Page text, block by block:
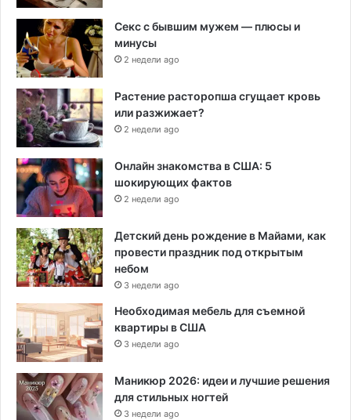
Секс с бывшим мужем — плюсы и
минусы
2 недели ago
Растение расторопша сгущает кровь
или разжижает?
2 недели ago
Онлайн знакомства в США: 5
шокирующих фактов
2 недели ago
Детский день рождение в Майами, как
провести праздник под открытым
небом
3 недели ago
Необходимая мебель для съемной
квартиры в США
3 недели ago
Маникюр 2026: идеи и лучшие решения
для стильных ногтей
3 недели ago